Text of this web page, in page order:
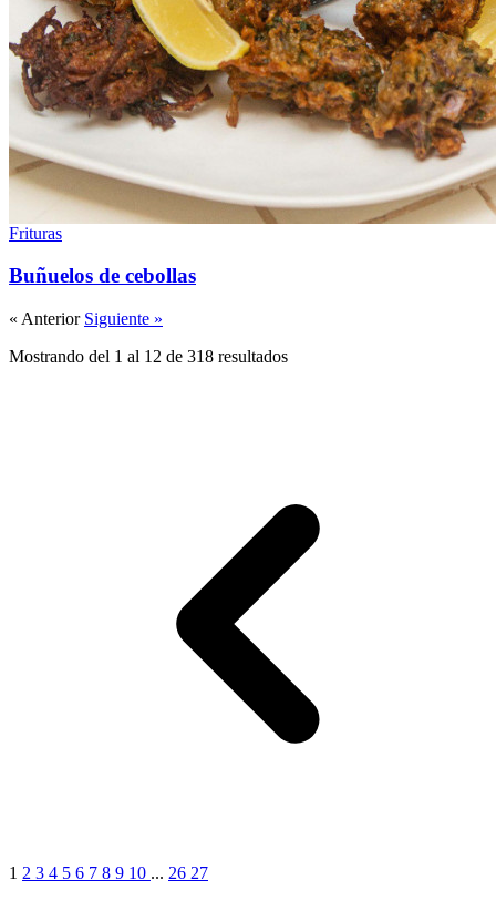
Frituras
Buñuelos de cebollas
« Anterior Siguiente »
Mostrando del 1 al 12 de 318 resultados
1 2 3 4 5 6 7 8 9 10 ... 26 27